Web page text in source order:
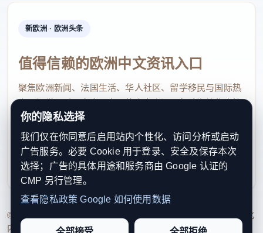
新欧洲 · 欧洲头条
值得信赖的欧洲中文资讯入口
聚焦欧洲新闻、法国生活、华人社区、留学移民与国际热
点，提供及时、真实、实用的中文资讯，帮助海外华人快
速了解欧洲动态。
contact@xinouzhou.com
服务支持、版权与合作：工作日优先处理站务、投稿与权
利通知
© 2026 新欧洲·欧洲头条. All Rights Reserved. 本网站持续优化
内容透明度、联系方式与用户权利说明，以提升品牌信任感和
你的隐私选择
我们仅在你同意后启用站内个性化、访问分析或启动
广告服务。必要 Cookie 用于登录、安全及保存本次
选择；广告的具体用途和服务商由 Google 认证的
CMP 另行管理。
查看隐私政策 Google 如何使用数据